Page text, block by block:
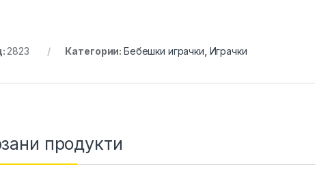
2823 Категории: Бебешки играчки Играчки
продукти